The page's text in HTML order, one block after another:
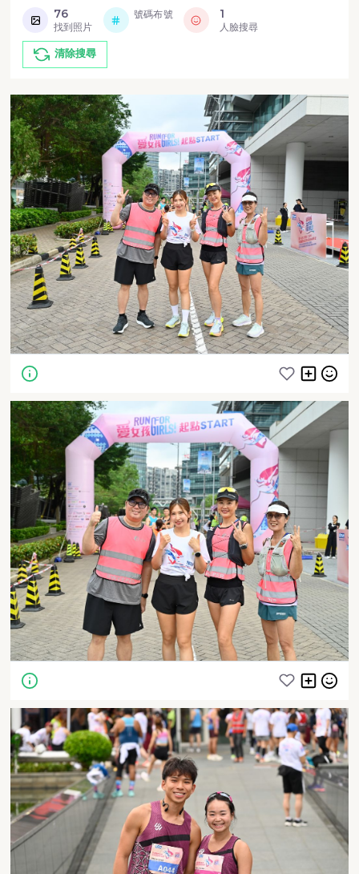
76
找到照片
號碼布號 1
人臉搜尋
清除搜尋